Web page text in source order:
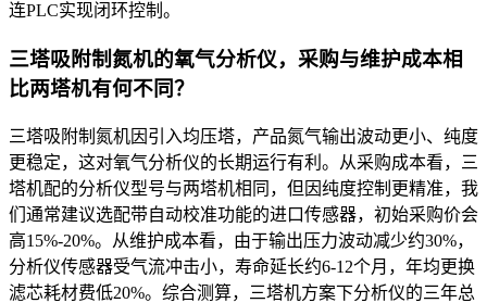
连PLC实现闭环控制。
三塔吸附制氮机的氧气分析仪，采购与维护成本相
比两塔机有何不同？
三塔吸附制氮机因引入均压塔，产品氮气输出波动更小、纯度
更稳定，这对氧气分析仪的长期运行有利。从采购成本看，三
塔机配的分析仪型号与两塔机相同，但因纯度控制更精准，我
们通常建议选配带自动校准功能的进口传感器，初始采购价会
高15%-20%。从维护成本看，由于输出压力波动减少约30%，
分析仪传感器受气流冲击小，寿命延长约6-12个月，年均更换
滤芯耗材费低20%。综合测算，三塔机方案下分析仪的三年总